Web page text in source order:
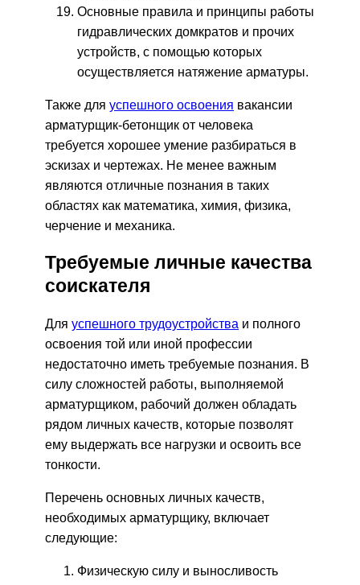
Основные правила и принципы работы
гидравлических домкратов и прочих
устройств, с помощью которых
осуществляется натяжение арматуры.
Также для успешного освоения вакансии
арматурщик-бетонщик от человека
требуется хорошее умение разбираться в
эскизах и чертежах. Не менее важным
являются отличные познания в таких
областях как математика, химия, физика,
черчение и механика.
Требуемые личные качества
соискателя
Для успешного трудоустройства и полного
освоения той или иной профессии
недостаточно иметь требуемые познания. В
силу сложностей работы, выполняемой
арматурщиком, рабочий должен обладать
рядом личных качеств, которые позволят
ему выдержать все нагрузки и освоить все
тонкости.
Перечень основных личных качеств,
необходимых арматурщику, включает
следующие:
Физическую силу и выносливость